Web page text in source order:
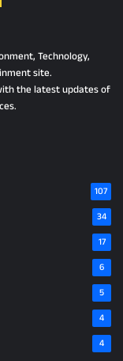
Technology,
site.
the latest updates of
107
34
17
6
5
4
4